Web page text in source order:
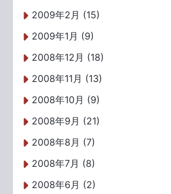
2009年2月 (15)
2009年1月 (9)
2008年12月 (18)
2008年11月 (13)
2008年10月 (9)
2008年9月 (21)
2008年8月 (7)
2008年7月 (8)
2008年6月 (2)